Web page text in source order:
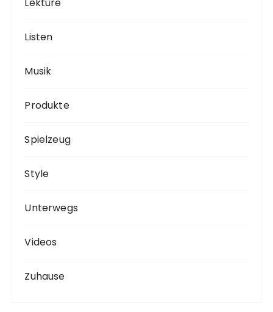
Lektüre
Listen
Musik
Produkte
Spielzeug
Style
Unterwegs
Videos
Zuhause